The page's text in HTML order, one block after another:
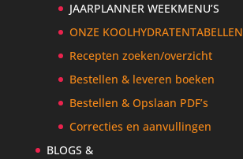
JAARPLANNER WEEKMENU’S
ONZE KOOLHYDRATENTABELLEN
Recepten zoeken/overzicht
Bestellen & leveren boeken
Bestellen & Opslaan PDF’s
Correcties en aanvullingen
BLOGS &